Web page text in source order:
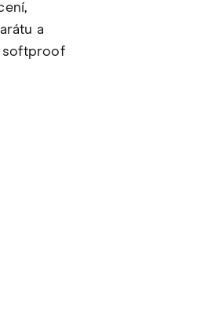
a
softproof